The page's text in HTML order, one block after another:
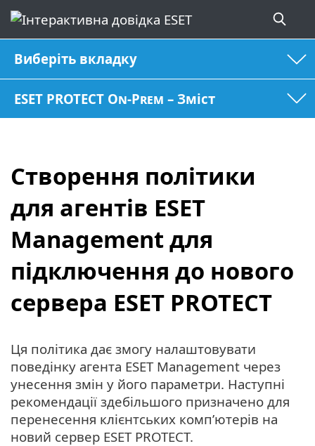
Виберіть вкладку
ESET PROTECT On-Prem – Зміст
Створення політики
для агентів ESET
Management для
підключення до нового
сервера ESET PROTECT
Ця політика дає змогу налаштовувати
поведінку агента ESET Management через
унесення змін у його параметри. Наступні
рекомендації здебільшого призначено для
перенесення клієнтських комп’ютерів на
новий сервер ESET PROTECT.